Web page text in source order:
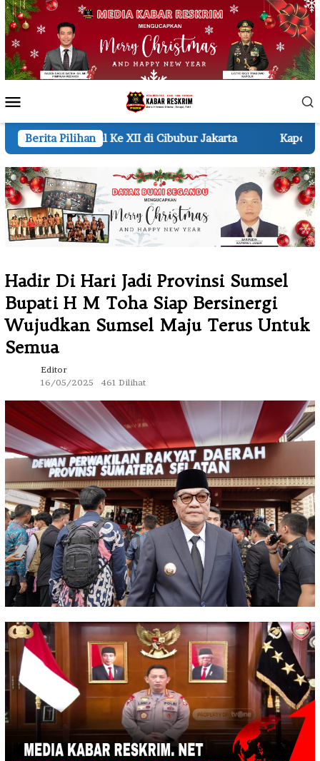
Loncat
ke
konten
Mobile
Berita Pilihan
di Cibubur Jakarta Kapolri Dianugerahi Sebagai
Hadir Di Hari Jadi Provinsi Sumsel
Bupati H M Toha Siap Bersinergi
Wujudkan Sumsel Maju Terus Untuk
Semua
Editor
16/05/2025
461 Dilihat